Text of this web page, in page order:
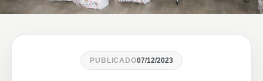
PUBLICADO07/12/2023